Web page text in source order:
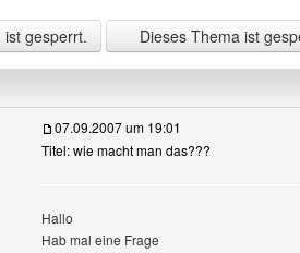
ist gesperrt. Dieses Thema ist
Profile anzeigen
07.09.2007 um 19:01
Titel: wie macht man das???
Hallo
Hab mal eine Frage